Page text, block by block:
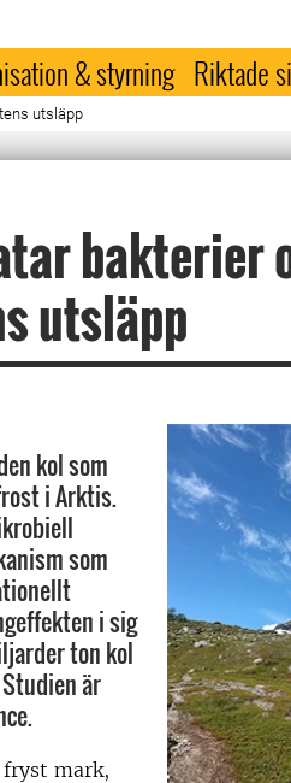
& styrning Riktade
utsläpp
bakterier
utsläpp
kol som
i Arktis.
som
i sig
ton kol
är
mark,